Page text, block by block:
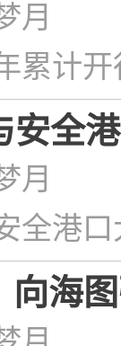
月
累计
安全
月
全港
向海